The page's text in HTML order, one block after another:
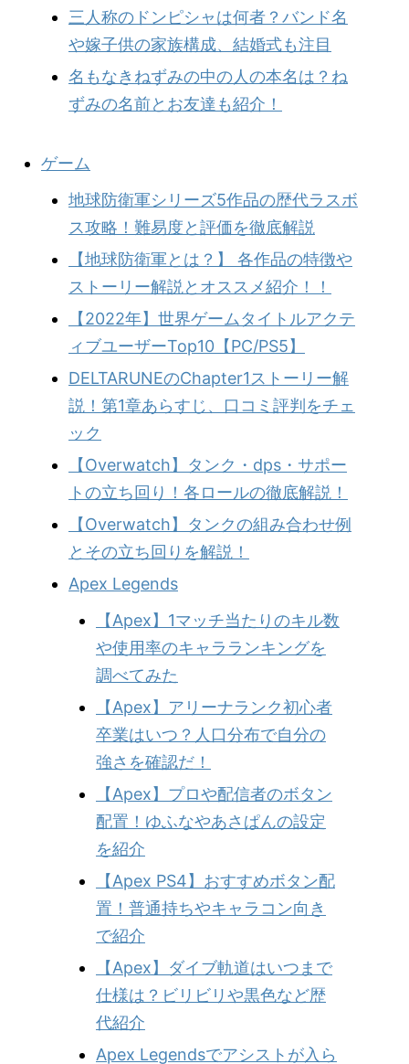
三人称のドンピシャは何者？バンド名
や嫁子供の家族構成、結婚式も注目
名もなきねずみの中の人の本名は？ね
ずみの名前とお友達も紹介！
ゲーム
地球防衛軍シリーズ5作品の歴代ラスボ
ス攻略！難易度と評価を徹底解説
【地球防衛軍とは？】 各作品の特徴や
ストーリー解説とオススメ紹介！！
【2022年】世界ゲームタイトルアクテ
ィブユーザーTop10【PC/PS5】
DELTARUNEのChapter1ストーリー解
説！第1章あらすじ、口コミ評判をチェ
ック
【Overwatch】タンク・dps・サポー
トの立ち回り！各ロールの徹底解説！
【Overwatch】タンクの組み合わせ例
とその立ち回りを解説！
Apex Legends
【Apex】1マッチ当たりのキル数
や使用率のキャラランキングを
調べてみた
【Apex】アリーナランク初心者
卒業はいつ？人口分布で自分の
強さを確認だ！
【Apex】プロや配信者のボタン
配置！ゆふなやあさぱんの設定
を紹介
【Apex PS4】おすすめボタン配
置！普通持ちやキャラコン向き
で紹介
【Apex】ダイブ軌道はいつまで
仕様は？ビリビリや黒色など歴
代紹介
Apex Legendsでアシストが入ら